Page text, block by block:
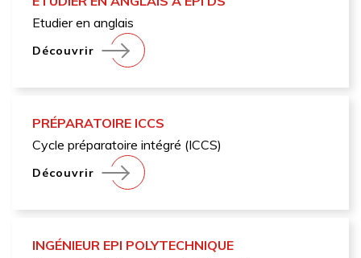
Etudier en anglais
Découvrir
PRÉPARATOIRE ICCS
Cycle préparatoire intégré (ICCS)
Découvrir
INGÉNIEUR EPI POLYTECHNIQUE